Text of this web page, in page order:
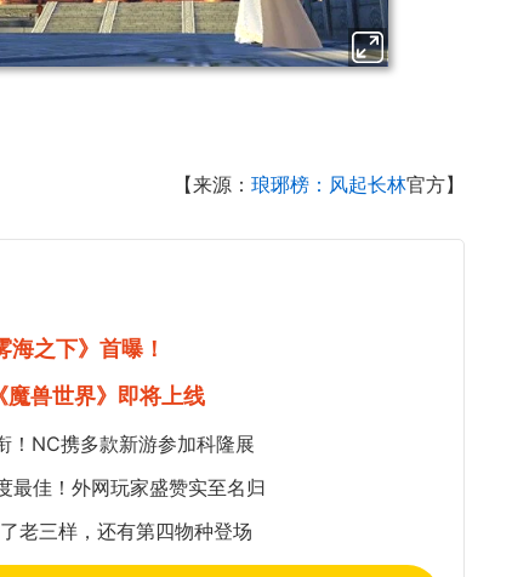
【来源： 琅琊榜：风起长林官方】
海之下》首曝！
兽世界》即将上线
！NC携多款新游参加科隆展
最佳！外网玩家盛赞实至名归
老三样，还有第四物种登场